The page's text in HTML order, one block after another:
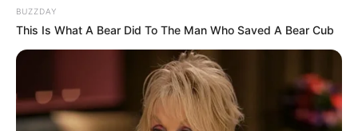
BUZZDAY
This Is What A Bear Did To The Man Who Saved A Bear Cub